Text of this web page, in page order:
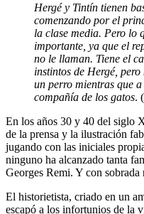
Hergé y Tintín tienen
comenzando por el
la clase media. Pero lo
importante, ya que el
no le llaman. Tiene el
instintos de Hergé, pero
un perro mientras que
compañía de los gatos.
En los años 30 y 40 del siglo
de la prensa y la ilustración
jugando con las iniciales
ninguno ha alcanzado tanta
Georges Remi. Y con sobrada
El historietista, criado en un
escapó a los infortunios de la